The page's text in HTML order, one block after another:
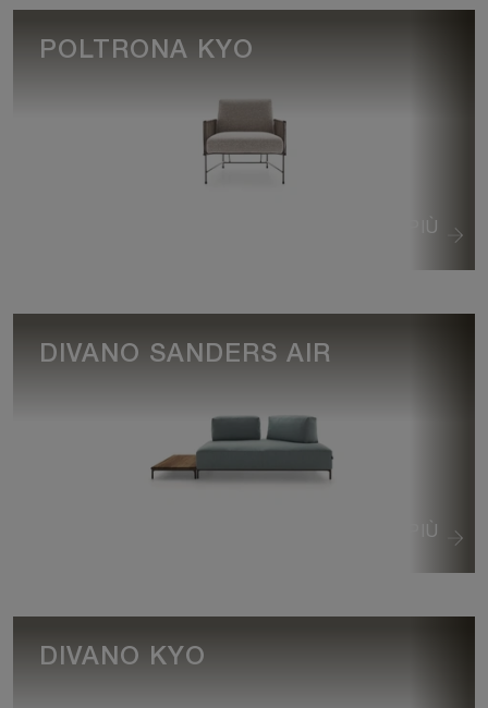
VEDI DI PIÙ
POLTRONA KYO
VEDI DI PIÙ
DIVANO SANDERS AIR
DIVANO KYO